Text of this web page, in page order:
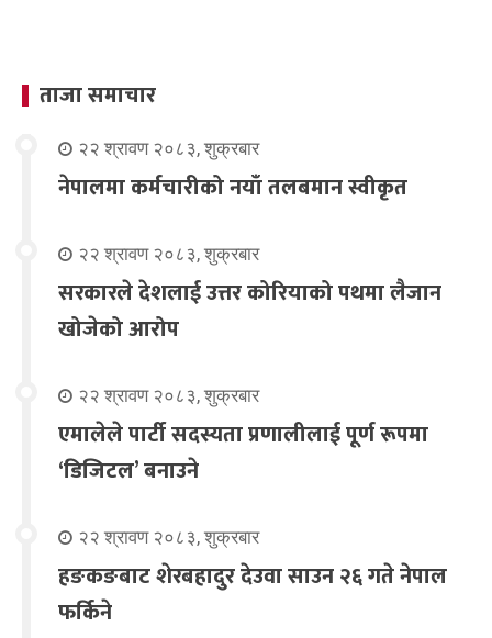
ताजा समाचार
२२ श्रावण २०८३, शुक्रबार
नेपालमा कर्मचारीको नयाँ तलबमान स्वीकृत
२२ श्रावण २०८३, शुक्रबार
सरकारले देशलाई उत्तर कोरियाको पथमा लैजान
खोजेको आरोप
२२ श्रावण २०८३, शुक्रबार
एमालेले पार्टी सदस्यता प्रणालीलाई पूर्ण रूपमा
‘डिजिटल’ बनाउने
२२ श्रावण २०८३, शुक्रबार
हङकङबाट शेरबहादुर देउवा साउन २६ गते नेपाल
फर्किने